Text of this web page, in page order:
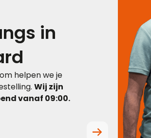
in
helpen we je
Wij zijn
vanaf 09:00.